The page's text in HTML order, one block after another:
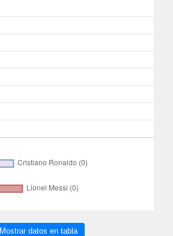
Mostrar datos en tabla